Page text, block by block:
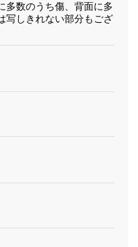
多数のうち傷、背面に多
写しきれない部分もござ